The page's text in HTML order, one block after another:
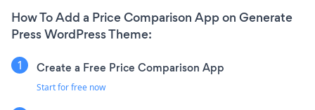
How To Add a Price Comparison App on Generate
Press WordPress Theme:
Create a Free Price Comparison App
Start for free now